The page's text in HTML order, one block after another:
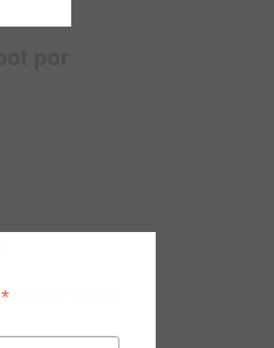
*indicates required